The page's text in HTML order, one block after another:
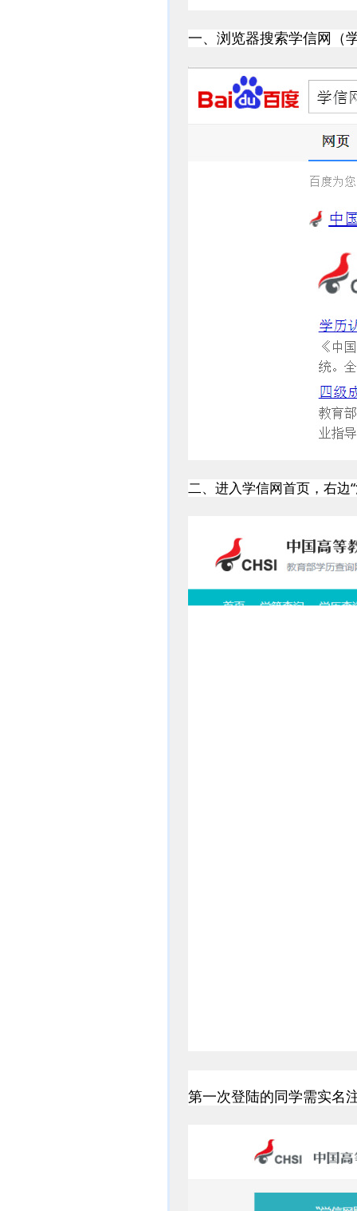
一、浏览器搜索学信网（
二、进入学信网首页，右边
第一次登陆的同学需实名